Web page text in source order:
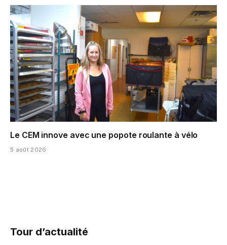
Le CEM innove avec une popote roulante à vélo
5 août 2026
Tour d’actualité